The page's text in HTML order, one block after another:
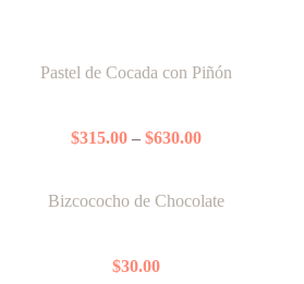
Pastel de Cocada con Piñón
$315.00 – $630.00
range:
Bizcococho de Chocolate
$30.00